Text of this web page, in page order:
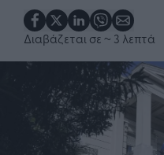
Διαβάζεται σε ~ 3 λεπτά